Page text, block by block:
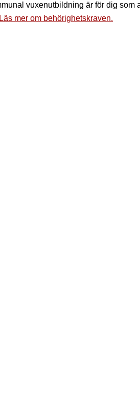
vuxenutbildning är för dig som
Läs mer om behörighetskraven.